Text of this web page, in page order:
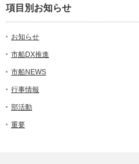
項目別お知らせ
お知らせ
市船DX推進
市船NEWS
行事情報
部活動
重要